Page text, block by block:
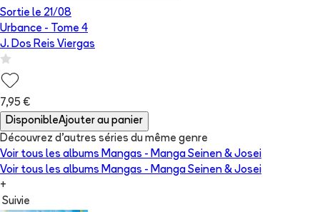
Sortie le 21/08
Urbance - Tome 4
J. Dos Reis Viergas
7,95 €
DisponibleAjouter au panier
Découvrez d'autres séries du même genre
Voir tous les albums Mangas - Manga Seinen & Josei
Voir tous les albums Mangas - Manga Seinen & Josei
+
Suivie